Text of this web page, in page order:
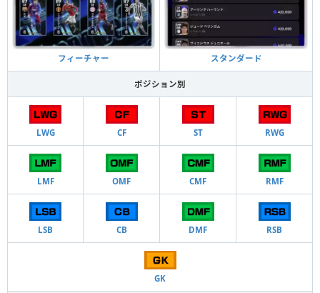
フィーチャー スタンダード
ポジション別
LWG CF ST RWG
LMF OMF CMF RMF
LSB CB DMF RSB
GK